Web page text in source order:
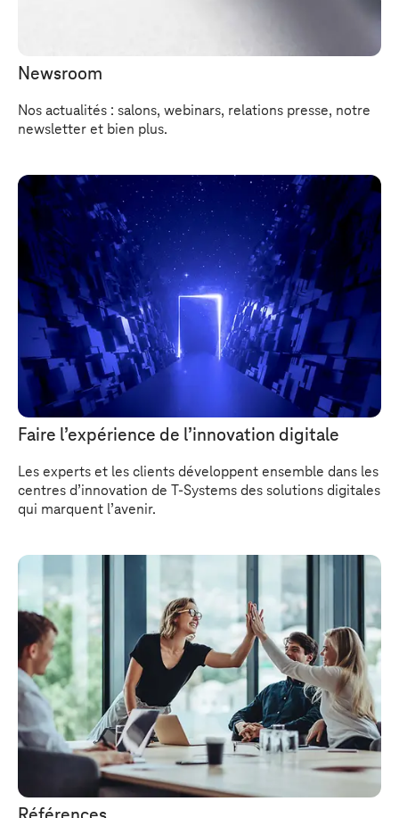
Newsroom
Nos actualités : salons, webinars, relations presse, notre
newsletter et bien plus.
Faire l’expérience de l’innovation digitale
Les experts et les clients développent ensemble dans les
centres d’innovation de T-Systems des solutions digitales
qui marquent l’avenir.